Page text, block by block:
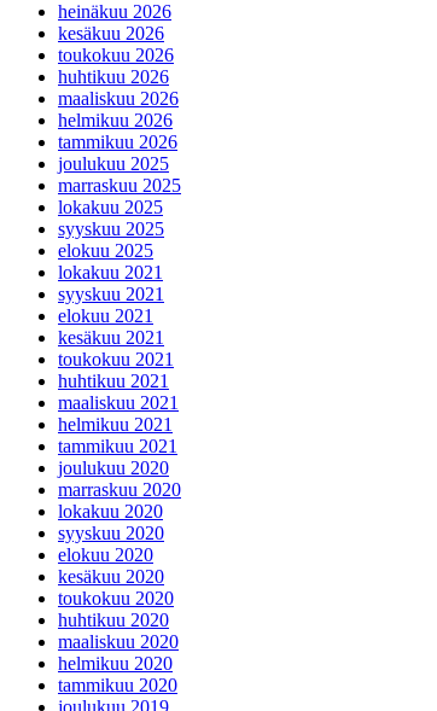
heinäkuu 2026
kesäkuu 2026
toukokuu 2026
huhtikuu 2026
maaliskuu 2026
helmikuu 2026
tammikuu 2026
joulukuu 2025
marraskuu 2025
lokakuu 2025
syyskuu 2025
elokuu 2025
lokakuu 2021
syyskuu 2021
elokuu 2021
kesäkuu 2021
toukokuu 2021
huhtikuu 2021
maaliskuu 2021
helmikuu 2021
tammikuu 2021
joulukuu 2020
marraskuu 2020
lokakuu 2020
syyskuu 2020
elokuu 2020
kesäkuu 2020
toukokuu 2020
huhtikuu 2020
maaliskuu 2020
helmikuu 2020
tammikuu 2020